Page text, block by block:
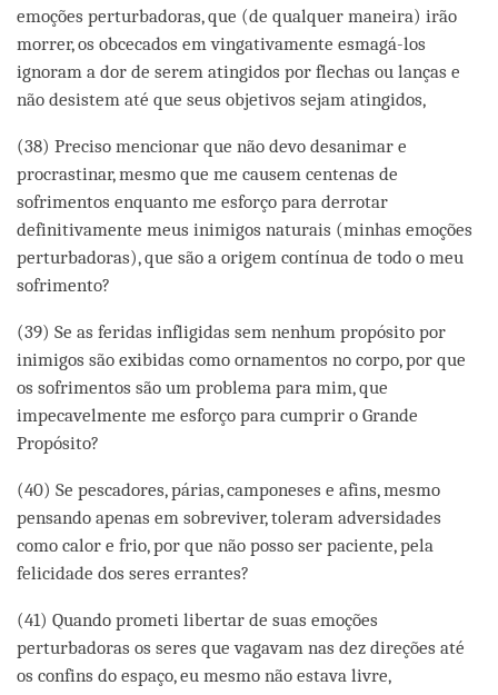
emoções perturbadoras, que (de qualquer maneira) irão
morrer, os obcecados em vingativamente esmagá-los
ignoram a dor de serem atingidos por flechas ou lanças e
não desistem até que seus objetivos sejam atingidos,
(38) Preciso mencionar que não devo desanimar e
procrastinar, mesmo que me causem centenas de
sofrimentos enquanto me esforço para derrotar
definitivamente meus inimigos naturais (minhas emoções
perturbadoras), que são a origem contínua de todo o meu
sofrimento?
(39) Se as feridas infligidas sem nenhum propósito por
inimigos são exibidas como ornamentos no corpo, por que
os sofrimentos são um problema para mim, que
impecavelmente me esforço para cumprir o Grande
Propósito?
(40) Se pescadores, párias, camponeses e afins, mesmo
pensando apenas em sobreviver, toleram adversidades
como calor e frio, por que não posso ser paciente, pela
felicidade dos seres errantes?
(41) Quando prometi libertar de suas emoções
perturbadoras os seres que vagavam nas dez direções até
os confins do espaço, eu mesmo não estava livre,